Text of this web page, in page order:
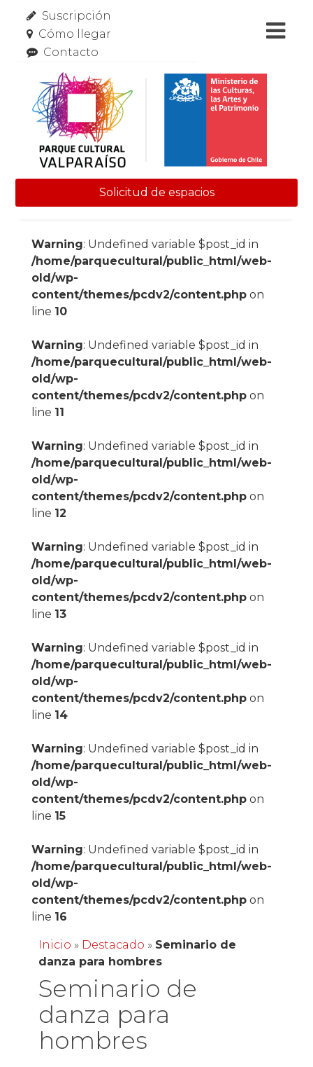
Suscripción
Cómo llegar
Contacto
Solicitud de espacios
Warning: Undefined variable $post_id in
/home/parquecultural/public_html/web-
old/wp-
content/themes/pcdv2/content.phpon
line 10
Warning: Undefined variable $post_id in
/home/parquecultural/public_html/web-
old/wp-
content/themes/pcdv2/content.phpon
line 11
Warning: Undefined variable $post_id in
/home/parquecultural/public_html/web-
old/wp-
content/themes/pcdv2/content.phpon
line 12
Warning: Undefined variable $post_id in
/home/parquecultural/public_html/web-
old/wp-
content/themes/pcdv2/content.phpon
line 13
Warning: Undefined variable $post_id in
/home/parquecultural/public_html/web-
old/wp-
content/themes/pcdv2/content.phpon
line 14
Warning: Undefined variable $post_id in
/home/parquecultural/public_html/web-
old/wp-
content/themes/pcdv2/content.phpon
line 15
Warning: Undefined variable $post_id in
/home/parquecultural/public_html/web-
old/wp-
content/themes/pcdv2/content.phpon
line 16
Inicio » Destacado » Seminario de
danza para hombres
Seminario de
danza para
hombres